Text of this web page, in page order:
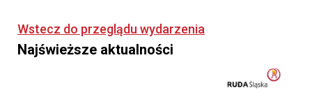
Wstecz do przeglądu wydarzenia
Najświeższe aktualności